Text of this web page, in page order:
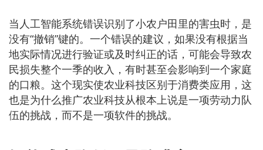
当人工智能系统错误识别了小农户田里的害虫时，是
没有“撤销”键的。一个错误的建议，如果没有根据当
地实际情况进行验证或及时纠正的话，可能会导致农
民损失整个一季的收入，有时甚至会影响到一个家庭
的口粮。这个现实使农业科技区别于消费类应用，这
也是为什么推广农业科技从根本上说是一项劳动力队
伍的挑战，而不是一项软件的挑战。